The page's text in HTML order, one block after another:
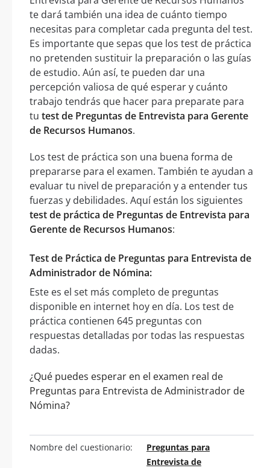
te dará también una idea de cuánto tiempo
necesitas para completar cada pregunta del test.
Es importante que sepas que los test de práctica
no pretenden sustituir la preparación o las guías
de estudio. Aún así, te pueden dar una
percepción valiosa de qué esperar y cuánto
trabajo tendrás que hacer para preparate para
tu test de Preguntas de Entrevista para Gerente
de Recursos Humanos.
Los test de práctica son una buena forma de
prepararse para el examen. También te ayudan a
evaluar tu nivel de preparación y a entender tus
fuerzas y debilidades. Aquí están los siguientes
test de práctica de Preguntas de Entrevista para
Gerente de Recursos Humanos:
Test de Práctica de Preguntas para Entrevista de
Administrador de Nómina:
Este es el set más completo de preguntas
disponible en internet hoy en día. Los test de
práctica contienen 645 preguntas con
respuestas detalladas por todas las respuestas
dadas.
¿Qué puedes esperar en el examen real de
Preguntas para Entrevista de Administrador de
Nómina?
Nombre del cuestionario:
Preguntas para
Entrevista de